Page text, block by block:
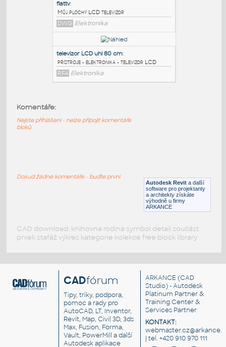
DWG
SHARP_80''_LCD_TV:
LCD televizor Sharp 80"
RFA Elektronika
DWG
Elektronika
Autodesk Revit a další
software pro projektanty
a architekty získáte
výhodně u firmy
ARKANCE
Komentáře:
Nejste přihlášeni - nelze připojit komentáře
bloků
Dosud žádné komentáře - buďte první
CAD download: knihovna rodina symbol detail součást
prvek stafáž výkres kategorie kolekce free block library
CADfórum
Tipy, triky, podpora,
pomoc a rady pro
AutoCAD, LT, Inventor,
Revit, Map, Civil 3D, 3ds
Max, Fusion, Forma,
Vault, PowerMill a další
Autodesk aplikace
ARKANCE (CAD
Studio) - Autodesk
Platinum Partner &
Training Center &
Services Partner
KONTAKT:
| tel. +420 910 970 111